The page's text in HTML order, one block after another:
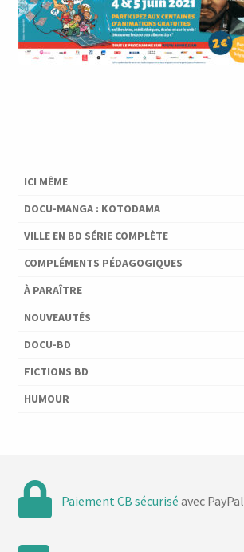
ICI MÊME
DOCU-MANGA : KOTODAMA
VILLE EN BD SÉRIE COMPLÈTE
COMPLÉMENTS PÉDAGOGIQUES
À PARAÎTRE
NOUVEAUTÉS
DOCU-BD
FICTIONS BD
HUMOUR
Paiement CB sécurisé avec PayPal